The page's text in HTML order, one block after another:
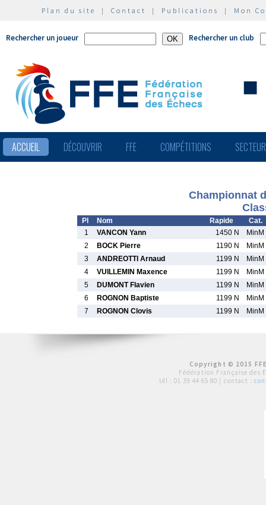
Plan du site | Contact | Publications | Mon
Rechercher un joueur Rechercher un club
ACCUEIL DÉCOUVRIR FFE COMPÉTITIONS
Championnat
Pl Nom Rapide
Cat.
1
VANCON Yann 1450 N
MinM
2
BOCK Pierre 1190 N
MinM
3
ANDREOTTI Arnaud 1199 N
MinM
4
VUILLEMIN Maxence 1199 N
MinM
5
DUMONT Flavien 1199 N
MinM
6
ROGNON Baptiste 1199 N
MinM
7
ROGNON Clovis 1199 N MinM
Copyright © 2015
Fédération Française des
tél : 01 39 44 65 80 | contact :